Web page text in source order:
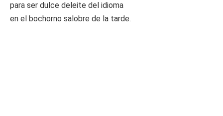
para ser dulce deleite del idioma
en el bochorno salobre de la tarde.